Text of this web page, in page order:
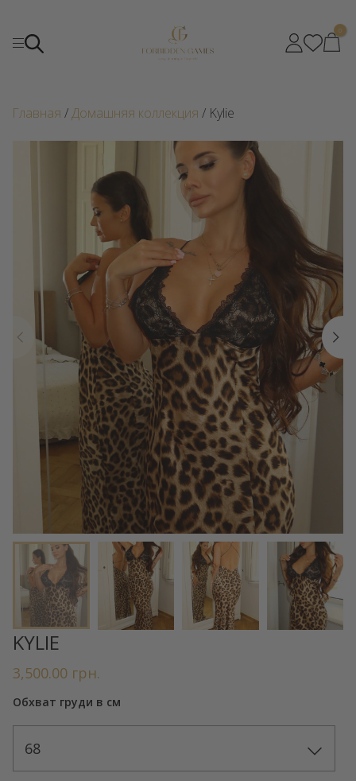
0
Главная /Домашняя коллекция / Kylie
KYLIE
3,500.00 грн.
Обхват груди в см
68